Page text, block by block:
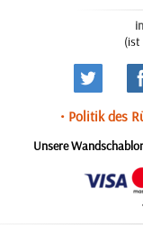
(ist
• Politik des
Unsere